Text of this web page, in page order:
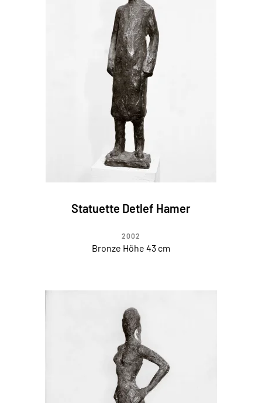
Statuette Detlef Hamer
2002
Bronze Höhe 43 cm